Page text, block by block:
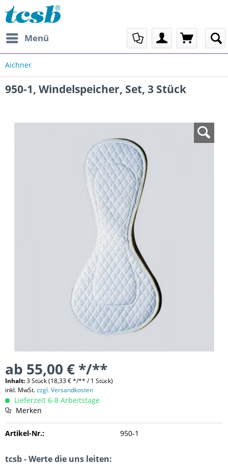
Menü
Aichner
950-1, Windelspeicher, Set, 3 Stück
ab 55,00 € */**
Inhalt:3 Stück (18,33 € */** / 1 Stück)
inkl. MwSt.zzgl. Versandkosten
Lieferzeit 6-8 Arbeitstage
Merken
Artikel-Nr.: 950-1
tcsb - Werte die uns leiten: